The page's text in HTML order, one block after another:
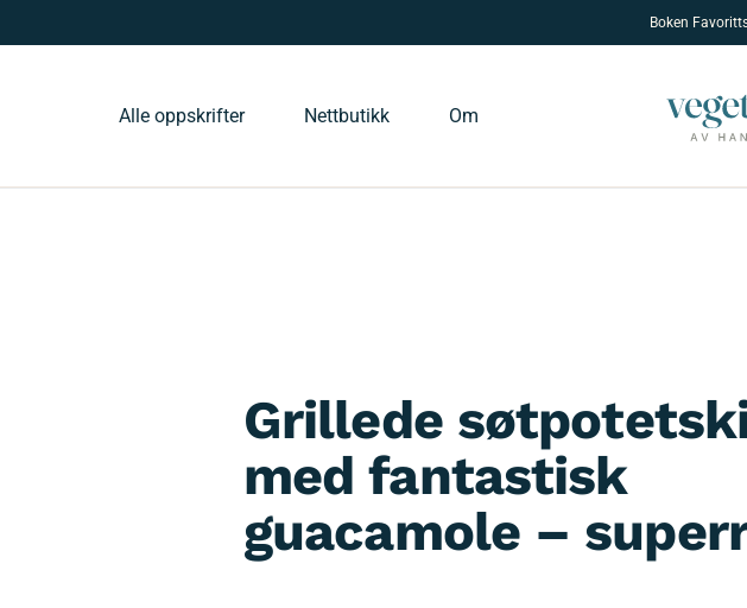
Boken
Alle oppskrifter Nettbutikk Om
Grillede
med fantastisk
guacamole –